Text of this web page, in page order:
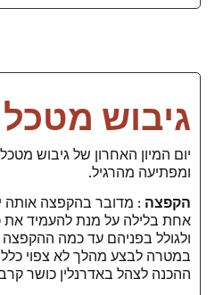
גיבוש מטכל
יום המיון האחרון של גיבוש
ומפתיעה מהרגיל.
הקפצה : מדובר בהקפצה אותה
אחת בלילה על מנת להעמיד את
ולגולל בפניהם עד כמה ההקפצה
במטרה לבצע מהלך לא צפוי
ההכנה לצהל באדרנלין כושר